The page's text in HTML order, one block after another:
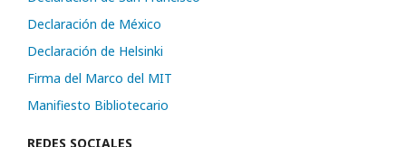
Declaración de México
Declaración de Helsinki
Firma del Marco del MIT
Manifiesto Bibliotecario
REDES SOCIALES